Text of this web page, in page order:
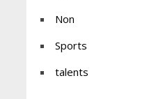
Non
Sports
talents